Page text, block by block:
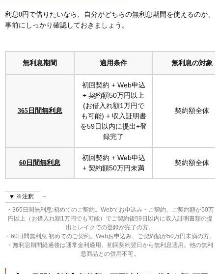
1日の延滞でも無利息期間は即終了、利息発生
無利息期間が終わると通常の利息がかかる
レイクの無利息を使いこなす3つの方法！返済・借り
換え・増額で利息を軽減
無利息期間内に一括返済や繰り上げ返済をする
借り換えやおまとめローンを検討する
一定期間が過ぎたあとに増額審査を受ける
レイクの無利息を申し込む流れは？スマホ完結で簡
単！
申込みはスマホだけでOK！審査～契約もすべて
Web完結
借入もスマホATM・振込で即日OK！
在籍確認の電話なし＆郵送物なし！家族にバレずに
借りられる
レイク無利息に関するよくある質問（Q&A）
レイクの無利息とは？
レイクで利息がかからない方法はありますか？
利息0円で借りたいなら、自分がどちらの無利息期間を使えるのか、
事前にしっかり確認しておきましょう。
無利息期間 適用条件 無利息の対象
365日間無利息
初回契約 + Web申込
+ 契約額50万円以上
(お借入れ額1万円で
も可能) + 収入証明書
を59日以内に提出+登
録完了
契約額全体
60日間無利息
初回契約 + Web申込
+ 契約額50万円未満
契約額全体
※注釈
・365日間無利息:初めてのご契約。Webでお申込み・ご契約、ご契約額が50万
円以上（お借入れ額1万円でも可能）でご契約後59日以内に収入証明書類の提
出とレイクでの登録が完了の方。
・60日間無利息:初めてのご契約。Webお申込み、ご契約額が50万円未満の方。
・無利息期間経過後は通常金利適用。初回契約翌日から無利息適用。他の無利
息商品との併用不可。